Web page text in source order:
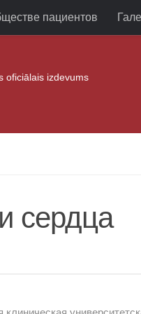
пациентов
oficiālais izdevums
сердца